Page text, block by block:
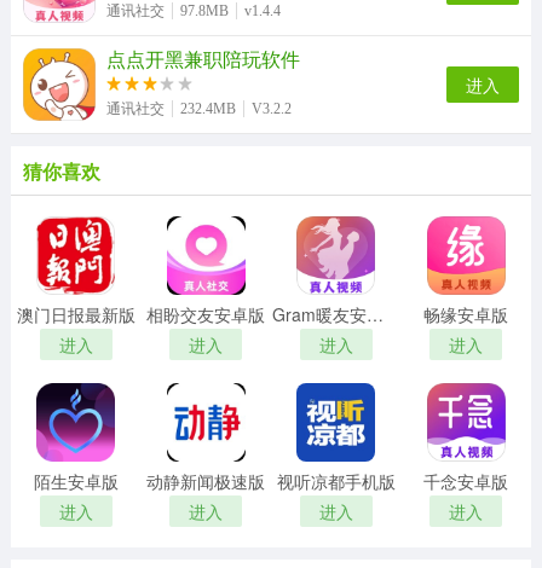
通讯社交 97.8MB v1.4.4
点点开黑兼职陪玩软件
通讯社交 232.4MB V3.2.2
进入
猜你喜欢
澳门日报最新版
进入
相盼交友安卓版
进入
Gram暖友安卓版
进入
畅缘安卓版
进入
陌生安卓版
进入
动静新闻极速版
进入
视听凉都手机版
进入
千念安卓版
进入